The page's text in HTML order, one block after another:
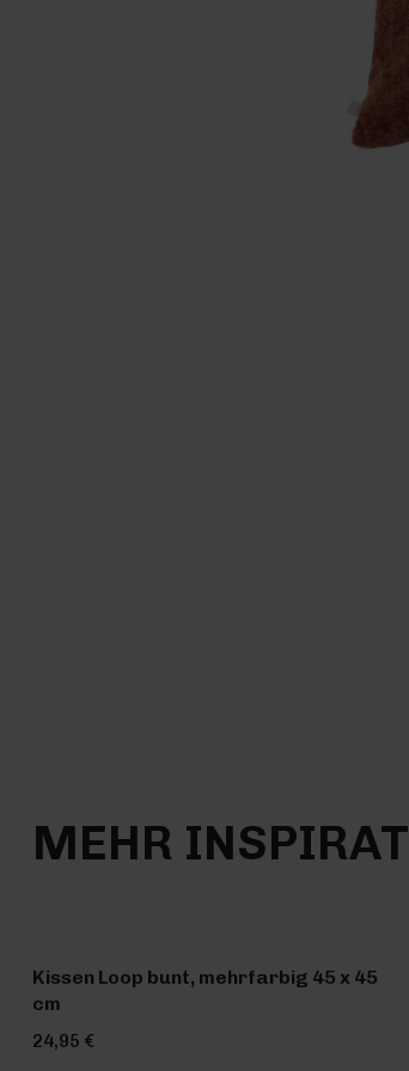
MEHR
Kissen Loop bunt, mehrfarbig 45 x 45
cm
24,95 €